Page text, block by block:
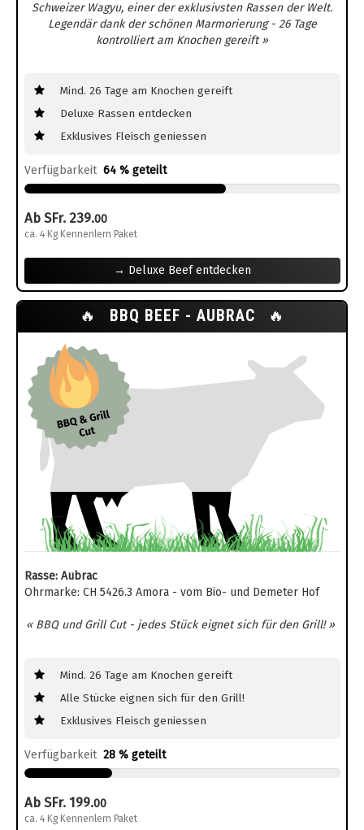
Schweizer Wagyu, einer der exklusivsten Rassen der Welt.
Legendär dank der schönen Marmorierung - 26 Tage
kontrolliert am Knochen gereift »
Mind. 26 Tage am Knochen gereift
Deluxe Rassen entdecken
Exklusives Fleisch geniessen
Verfügbarkeit 64 % geteilt
Ab SFr. 239.00
ca. 4 Kg Kennenlern Paket
→ Deluxe Beef entdecken
🔥 BBQ BEEF - AUBRAC 🔥
Rasse: Aubrac
Ohrmarke: CH 5426.3 Amora - vom Bio- und Demeter Hof
« BBQ und Grill Cut - jedes Stück eignet sich für den Grill! »
Mind. 26 Tage am Knochen gereift
Alle Stücke eignen sich für den Grill!
Exklusives Fleisch geniessen
Verfügbarkeit 28 % geteilt
Ab SFr. 199.00
ca. 4 Kg Kennenlern Paket